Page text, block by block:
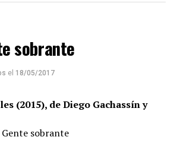
. La posibilidad de ver
anónima sreflexionando sobre su
común, pero en ese momento era
había sido monopolio
locución objetiva y
ente
Star system en la
sobrante
el 18/05/2017
(2015), de Diego Gachassín y